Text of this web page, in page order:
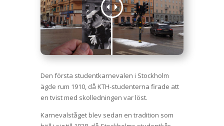
Den första studentkarnevalen i Stockholm
ägde rum 1910, då KTH-studenterna firade att
en tvist med skolledningen var löst.
Karnevalståget blev sedan en tradition som